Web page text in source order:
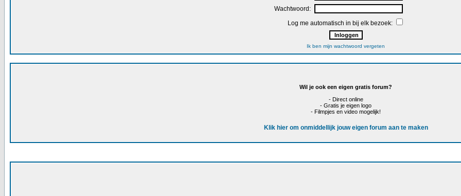
Wachtwoord:
Log me automatisch in bij elk bezoek:
Ik ben mijn wachtwoord vergeten
Wil je ook een eigen gratis forum?
- Direct online
- Gratis je eigen logo
- Filmpjes en video mogelijk!
Klik hier om onmiddellijk jouw eigen forum aan te maken